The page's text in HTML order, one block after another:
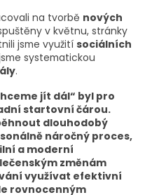
na tvorbě nových
v květnu, stránky
jsme využití sociálních
systematickou
.
jít dál“ byl pro
startovní čárou.
dlouhodobý
náročný proces,
a moderní
změnám
využívat efektivní
rovnocenným